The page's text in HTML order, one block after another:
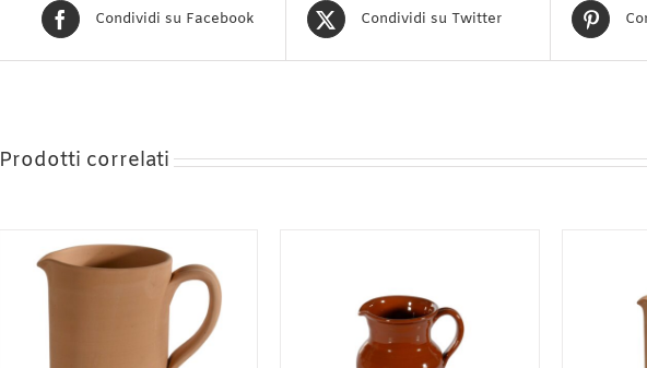
Condividi su Facebook Condividi su Twitter
Prodotti correlati